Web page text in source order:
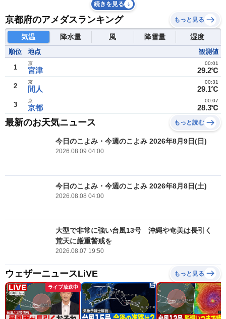
続きを見る
京都府のアメダスランキング もっと見る
気温 降水量 風 降雪量 湿度
順位 地点 観測値
1 宮津
京
29.2℃
00:01
2 間人
京
29.1℃
00:31
3 京都
京
28.3℃
00:07
最新のお天気ニュース もっと読む
今日のこよみ・今週のこよみ 2026年8月9日(日)
2026.08.09 04:00
今日のこよみ・今週のこよみ 2026年8月8日(土)
2026.08.08 04:00
大型で非常に強い台風13号 沖縄や奄美は長引く
荒天に厳重警戒を
2026.08.07 19:50
ウェザーニュースLiVE もっと見る
ライブ放送中